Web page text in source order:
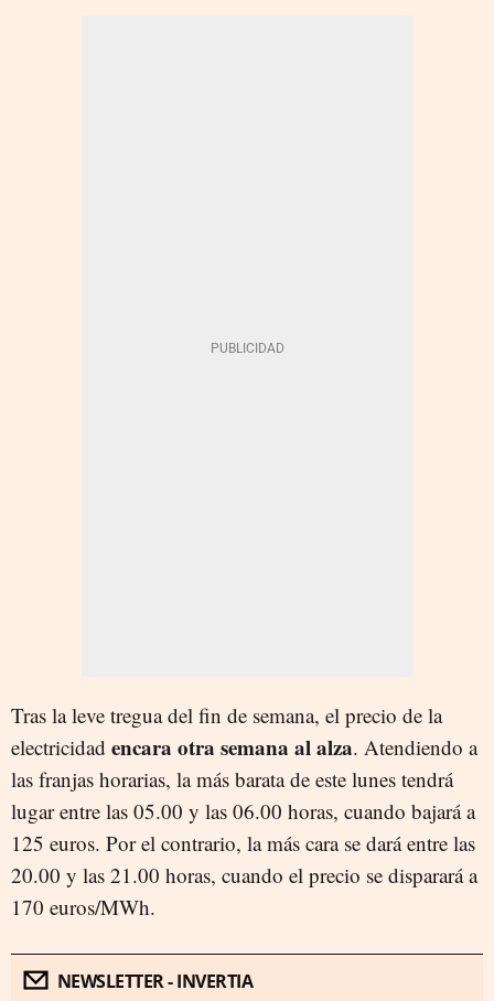
Tras la leve tregua del fin de semana, el precio de la
electricidad encara otra semana al alza. Atendiendo a
las franjas horarias, la más barata de este lunes tendrá
lugar entre las 05.00 y las 06.00 horas, cuando bajará a
125 euros. Por el contrario, la más cara se dará entre las
20.00 y las 21.00 horas, cuando el precio se disparará a
170 euros/MWh.
NEWSLETTER - INVERTIA